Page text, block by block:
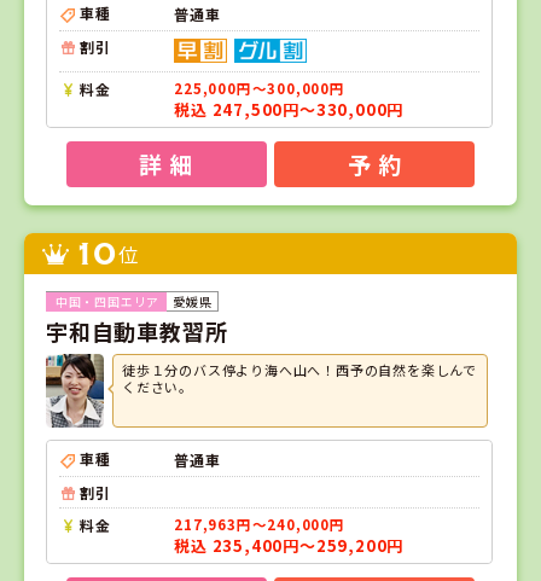
車種
普通車
割引
料金 225,000円～300,000円
税込 247,500円～330,000円
詳 細 予 約
10位
愛媛県
宇和自動車教習所
徒歩１分のバス停より海へ山へ！西予の自然を楽しんで
ください。
車種
普通車
割引
料金
217,963円～240,000円
税込 235,400円～259,200円